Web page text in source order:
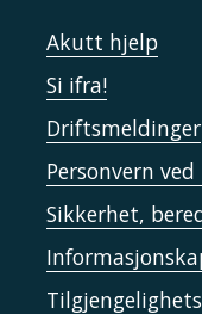
Akutt hjelp
Si ifra!
Driftsmeldinger
Personvern ved
Sikkerhet,